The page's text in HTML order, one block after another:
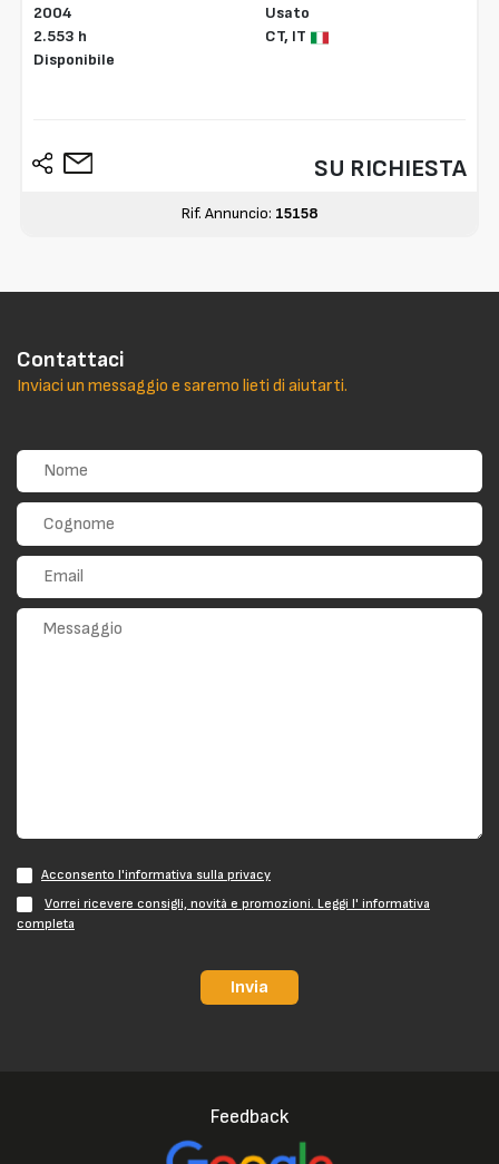
2004
2.553 h
Disponibile
Usato
CT, IT
SU RICHIESTA
Rif. Annuncio: 15158
Contattaci
Inviaci un messaggio e saremo lieti di aiutarti.
Acconsento l'informativa sulla privacy
Vorrei ricevere consigli, novità e promozioni. Leggi l' informativa
completa
Invia
Feedback